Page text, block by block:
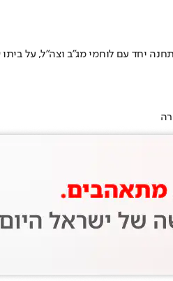
יחד עם לוחמי מג"ב וצה"ל, על